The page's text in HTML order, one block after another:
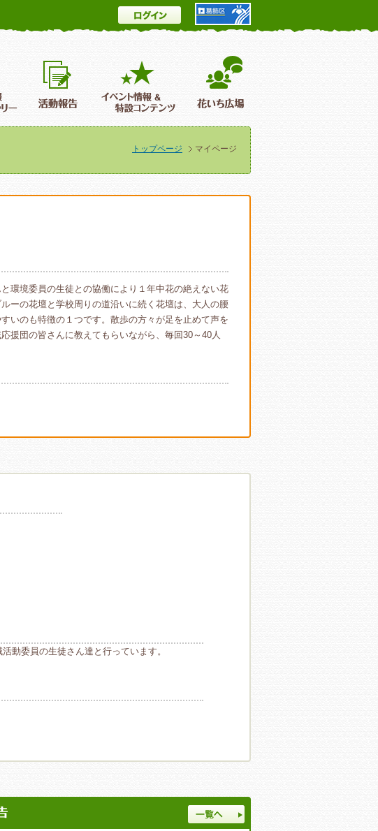
ログイン
のまちづくりとは
葛飾区開花情報＆フォトギャラリー イベント情報 ＆特設コンテンツ
トップページ マイページ
環境委員の生徒との協働により１年中花の絶えない花
ーの花壇と学校周りの道沿いに続く花壇は、大人の腰
いのも特徴の１つです。散歩の方々が足を止めて声を
援団の皆さんに教えてもらいながら、毎回30～40人
動委員の生徒さん達と行っています。